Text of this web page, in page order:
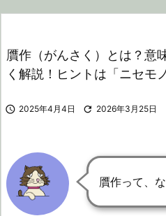
贋作（がんさく）とは？意
く解説！ヒントは「ニセモノ
 2025年4月4日  2026年3月25日
贋作って、